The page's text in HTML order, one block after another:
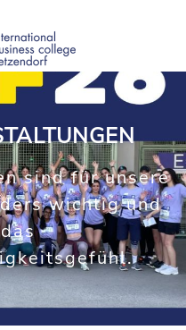
sind für unsere
wichtig und